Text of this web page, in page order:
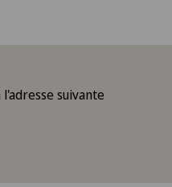
suivante